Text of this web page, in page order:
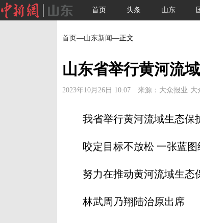
首页 头条 山东
首页—山东新闻—正文
山东省举行黄河流
2023年10月26日 10:07 来源：大众报业·大
我省举行黄河流域生态保
咬定目标不放松 一张蓝图
努力在推动黄河流域生态
林武周乃翔陆治原出席